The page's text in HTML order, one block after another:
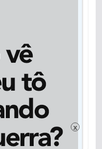
para o Vale do
foram para o
populoso da região.
Max Russi garantiu
para transporte de
de um aparelho de
a emenda foi
está na conta mas a
este importante
x